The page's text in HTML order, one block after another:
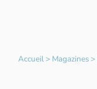
Accueil> Magazines>